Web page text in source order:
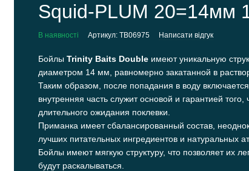
Squid-PLUM 20=14мм
В наявності Артикул: TB06975 Написати відгук
Бойлы Trinity Baits Doubleимеют уникальную
диаметром 14 мм, равномерно закатанной в
Таким образом, после попадания в воду
внутренняя часть служит основой и гарантией
длительного ожидания поклевки.
Приманка имеет сбалансированный состав,
лучших питательных ингредиентов и натуральных
Бойлы имеют мягкую структуру, что позволяет их
будут раскалываться.